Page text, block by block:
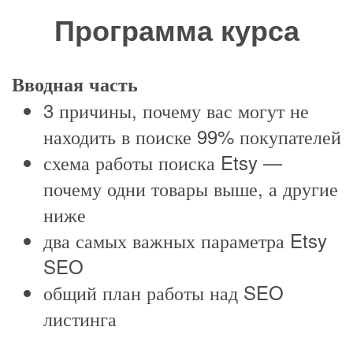
Программа курса
Вводная часть
3 причины, почему вас могут не
находить в поиске 99% покупателей
схема работы поиска Etsy —
почему одни товары выше, а другие
ниже
два самых важных параметра Etsy
SEO
общий план работы над SEO
листинга